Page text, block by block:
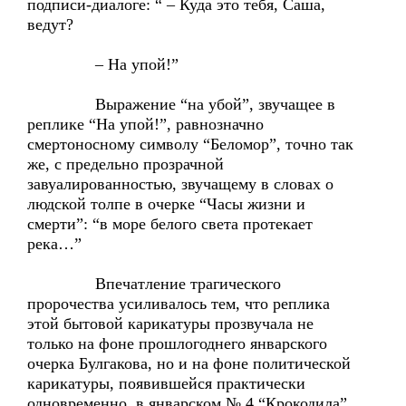
подписи-диалоге: “ – Куда это тебя, Саша,
ведут?
– На упой!”
Выражение “на убой”, звучащее в
реплике “На упой!”, равнозначно
смертоносному символу “Беломор”, точно так
же, с предельно прозрачной
завуалированностью, звучащему в словах о
людской толпе в очерке “Часы жизни и
смерти”: “в море белого света протекает
река…”
Впечатление трагического
пророчества усиливалось тем, что реплика
этой бытовой карикатуры прозвучала не
только на фоне прошлогоднего январского
очерка Булгакова, но и на фоне политической
карикатуры, появившейся практически